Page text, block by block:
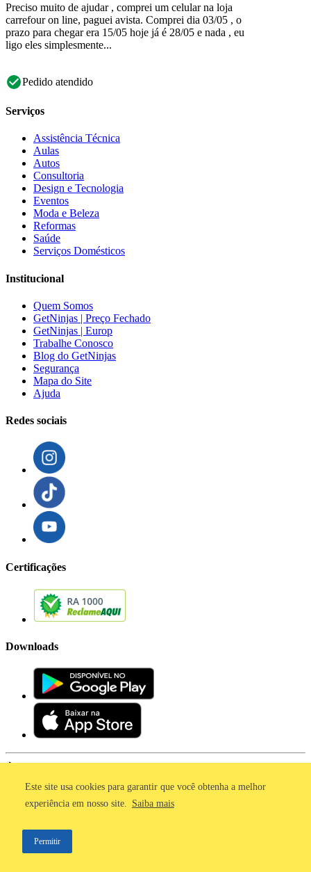
Este site usa cookies para garantir que você obtenha a melhor
experiência em nosso site. Saiba mais
Permitir
Preciso muito de ajudar , comprei um celular na loja
carrefour on line, paguei avista. Comprei dia 03/05 , o
prazo para chegar era 15/05 hoje já é 28/05 e nada , eu
ligo eles simplesmente...
Pedido atendido
Serviços
Assistência Técnica
Aulas
Autos
Consultoria
Design e Tecnologia
Eventos
Moda e Beleza
Reformas
Saúde
Serviços Domésticos
Institucional
Quem Somos
GetNinjas | Preço Fechado
GetNinjas | Europ
Trabalhe Conosco
Blog do GetNinjas
Segurança
Mapa do Site
Ajuda
Redes sociais
Certificações
Downloads
Imprensa
Política de Privacidade
©2011 - 2026, GetNinjas LTDA. CNPJ 55.744.877/0001-89 - Rua